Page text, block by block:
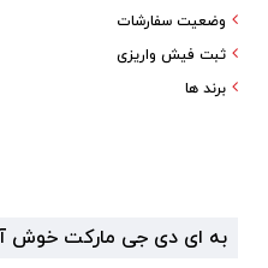
وضعیت سفارشات
ثبت فیش واریزی
برند ها
به ای دی جی مارکت خوش